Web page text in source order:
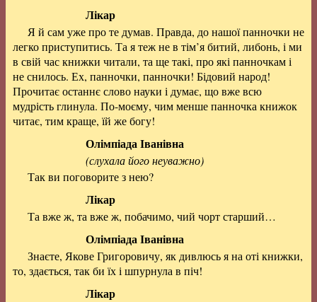
Лікар
Я й сам уже про те думав. Правда, до нашої панночки не
легко приступитись. Та я теж не в тім’я битий, либонь, і ми
в свій час книжки читали, та ще такі, про які панночкам і
не снилось. Ех, панночки, панночки! Бідовий народ!
Прочитає останнє слово науки і думає, що вже всю
мудрість глинула. По-моєму, чим менше панночка книжок
читає, тим краще, їй же богу!
Олімпіада Іванівна
(слухала його неуважно)
Так ви поговорите з нею?
Лікар
Та вже ж, та вже ж, побачимо, чий чорт старший…
Олімпіада Іванівна
Знаєте, Якове Григоровичу, як дивлюсь я на оті книжки,
то, здається, так би їх і шпурнула в піч!
Лікар